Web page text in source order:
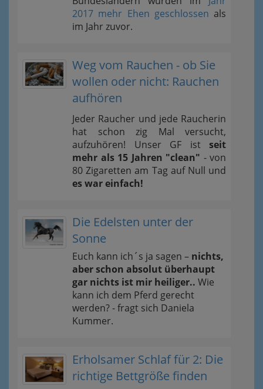
2017 mehr Ehen geschlossen als
im Jahr zuvor.
Weg vom Rauchen - ob Sie
wollen oder nicht: Rauchen
aufhören
Jeder Raucher und jede Raucherin
hat schon zig Mal versucht,
aufzuhören! Unser GF ist seit
mehr als 15 Jahren "clean" - von
80 Zigaretten am Tag auf Null und
es war einfach!
Die Edelsten unter der
Sonne
Euch kann ich´s ja sagen – nichts,
aber schon absolut überhaupt
gar nichts ist mir heiliger.. Wie
kann ich dem Pferd gerecht
werden? - fragt sich Daniela
Kummer.
Erholsamer Schlaf für 2: Die
richtige Bettgröße finden